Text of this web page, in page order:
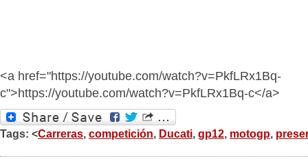
<a href="https://youtube.com/watch?v=PkfLRx1Bq-
c">https://youtube.com/watch?v=PkfLRx1Bq-c</a>
Tags: <Carreras, competición, Ducati, gp12, motogp,